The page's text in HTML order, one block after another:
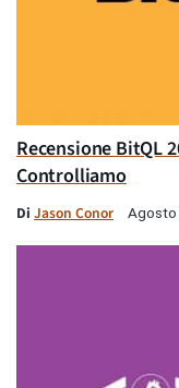
Recensione BitQL
Controlliamo
Di Jason Conor Agosto